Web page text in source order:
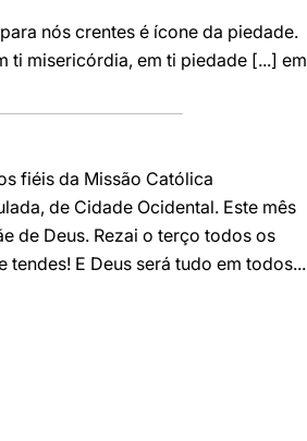
nós crentes é ícone da piedade.
ti misericórdia, em ti piedade [...] em
fiéis da Missão Católica
de Cidade Ocidental. Este mês
de Deus. Rezai o terço todos os
E Deus será tudo em todos...